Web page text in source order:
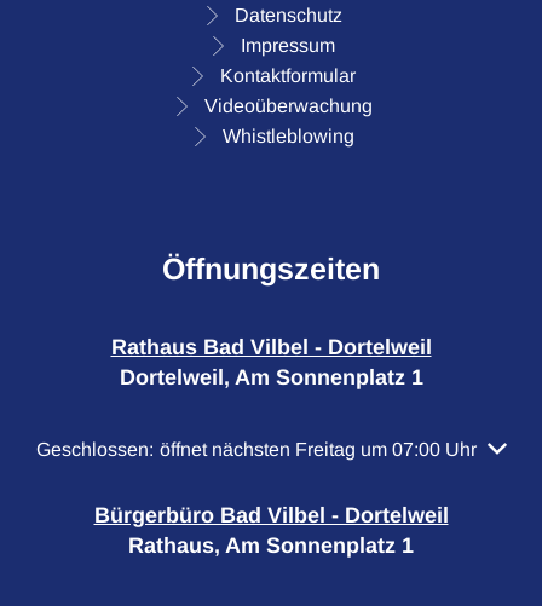
Datenschutz
Impressum
Kontaktformular
Videoüberwachung
Whistleblowing
Öffnungszeiten
Rathaus Bad Vilbel - Dortelweil
Dortelweil, Am Sonnenplatz 1
Klicken, um weitere Öffnungs- oder Schließzeiten
Geschlossen: öffnet nächsten Freitag um 07:00 Uhr
Bürgerbüro Bad Vilbel - Dortelweil
Rathaus, Am Sonnenplatz 1